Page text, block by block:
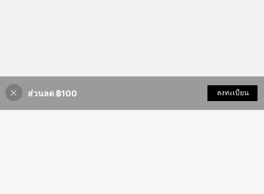
ส่วนลด ฿100 ลงทะเบียน